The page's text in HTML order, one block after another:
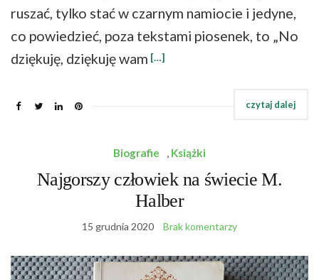
ruszać, tylko stać w czarnym namiocie i jedyne,
co powiedzieć, poza tekstami piosenek, to „No
dziękuję, dziękuję wam […]
Biografie , Książki
Najgorszy człowiek na świecie M.
Halber
15 grudnia 2020 Brak komentarzy